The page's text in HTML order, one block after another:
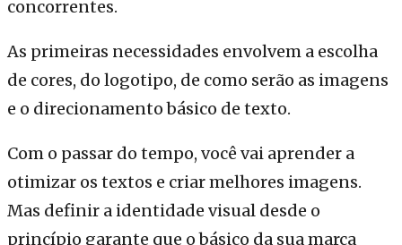
concorrentes.
As primeiras necessidades envolvem a escolha
de cores, do logotipo, de como serão as imagens
e o direcionamento básico de texto.
Com o passar do tempo, você vai aprender a
otimizar os textos e criar melhores imagens.
Mas definir a identidade visual desde o
princípio garante que o básico da sua marca